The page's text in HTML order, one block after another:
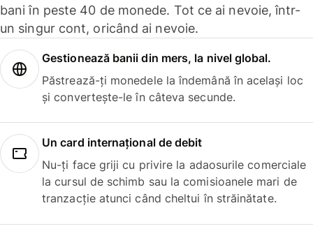
bani în peste 40 de monede. Tot ce ai nevoie, într-
un singur cont, oricând ai nevoie.
Gestionează banii din mers, la nivel global.
Păstrează-ți monedele la îndemână în același loc
și convertește-le în câteva secunde.
Un card internațional de debit
Nu-ți face griji cu privire la adaosurile comerciale
la cursul de schimb sau la comisioanele mari de
tranzacție atunci când cheltui în străinătate.